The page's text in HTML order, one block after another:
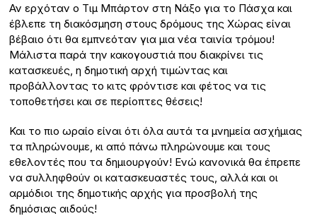
Αν ερχόταν ο Τιμ Μπάρτον στη Νάξο για το Πάσχα και
έβλεπε τη διακόσμηση στους δρόμους της Χώρας είναι
βέβαιο ότι θα εμπνεόταν για μια νέα ταινία τρόμου!
Μάλιστα παρά την κακογουστιά που διακρίνει τις
κατασκευές, η δημοτική αρχή τιμώντας και
προβάλλοντας το κιτς φρόντισε και φέτος να τις
τοποθετήσει και σε περίοπτες θέσεις!
Και το πιο ωραίο είναι ότι όλα αυτά τα μνημεία ασχήμιας
τα πληρώνουμε, κι από πάνω πληρώνουμε και τους
εθελοντές που τα δημιουργούν! Ενώ κανονικά θα έπρεπε
να συλληφθούν οι κατασκευαστές τους, αλλά και οι
αρμόδιοι της δημοτικής αρχής για προσβολή της
δημόσιας αιδούς!